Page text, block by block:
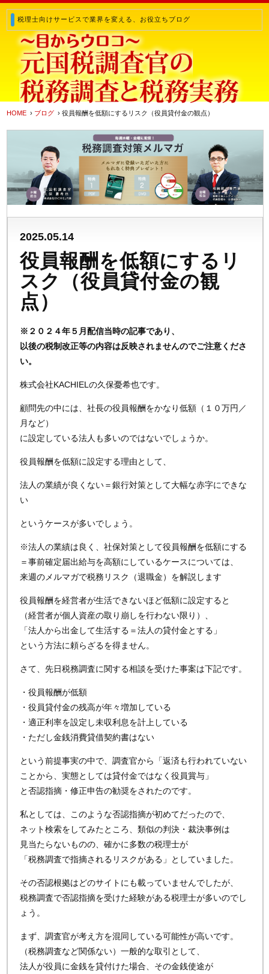
税理士向けサービスで業界を変える、お役立ちブログ
HOME › ブログ › 役員報酬を低額にするリスク（役員貸付金の観点）
2025.05.14
役員報酬を低額にするリ
スク（役員貸付金の観
点）
※２０２４年５月配信当時の記事であり、
以後の税制改正等の内容は反映されませんのでご注意くださ
い。
株式会社KACHIELの久保憂希也です。
顧問先の中には、社長の役員報酬をかなり低額（１０万円／
月など）
に設定している法人も多いのではないでしょうか。
役員報酬を低額に設定する理由として、
法人の業績が良くない＝銀行対策として大幅な赤字にできな
い
というケースが多いでしょう。
※法人の業績は良く、社保対策として役員報酬を低額にする
＝事前確定届出給与を高額にしているケースについては、
来週のメルマガで税務リスク（退職金）を解説します
役員報酬を経営者が生活できないほど低額に設定すると
（経営者が個人資産の取り崩しを行わない限り）、
「法人から出金して生活する＝法人の貸付金とする」
という方法に頼らざるを得ません。
さて、先日税務調査に関する相談を受けた事案は下記です。
・役員報酬が低額
・役員貸付金の残高が年々増加している
・適正利率を設定し未収利息を計上している
・ただし金銭消費貸借契約書はない
という前提事実の中で、調査官から「返済も行われていない
ことから、実態としては貸付金ではなく役員賞与」
と否認指摘・修正申告の勧奨をされたのです。
私としては、このような否認指摘が初めてだったので、
ネット検索をしてみたところ、類似の判決・裁決事例は
見当たらないものの、確かに多数の税理士が
「税務調査で指摘されるリスクがある」としていました。
その否認根拠はどのサイトにも載っていませんでしたが、
税務調査で否認指摘を受けた経験がある税理士が多いのでし
ょう。
まず、調査官が考え方を混同している可能性が高いです。
（税務調査など関係ない）一般的な取引として、
法人が役員に金銭を貸付けた場合、その金銭使途が